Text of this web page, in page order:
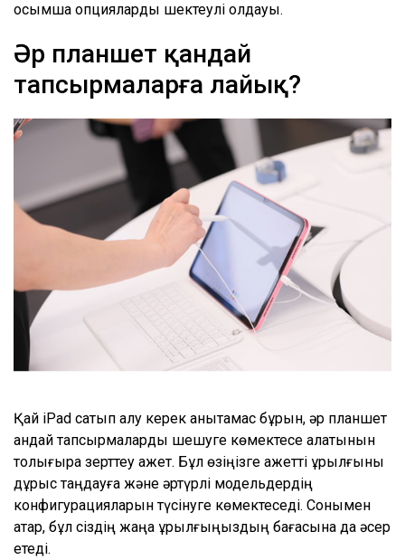
қосымша опцияларды шектеулі қолдауы.
Әр планшет қандай
тапсырмаларға лайық?
Қай iPad сатып алу керек анықтамас бұрын, әр планшет
қандай тапсырмаларды шешуге көмектесе алатынын
толығырақ зерттеу қажет. Бұл өзіңізге қажетті құрылғыны
дұрыс таңдауға және әртүрлі модельдердің
конфигурацияларын түсінуге көмектеседі. Сонымен
қатар, бұл сіздің жаңа құрылғыңыздың бағасына да әсер
етеді.